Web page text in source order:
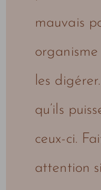
mauvais
organisme
les
qu’ils
ceux-ci.
attention